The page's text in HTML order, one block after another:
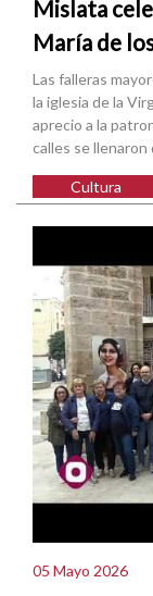
Mislata
María de
Las falleras
la iglesia de la
aprecio a la
calles se
Cultura
05 Mayo 2026